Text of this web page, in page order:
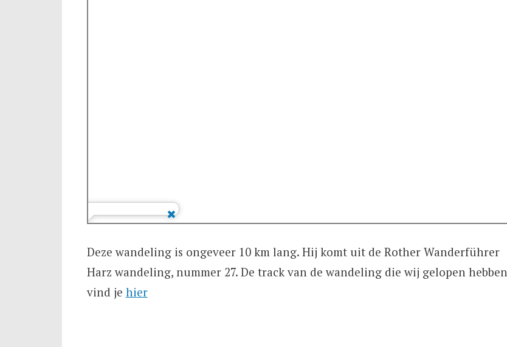
Deze wandeling is ongeveer 10 km lang. Hij komt uit de Rother Wanderführer
Harz wandeling, nummer 27. De track van de wandeling die wij gelopen hebben
vind je hier